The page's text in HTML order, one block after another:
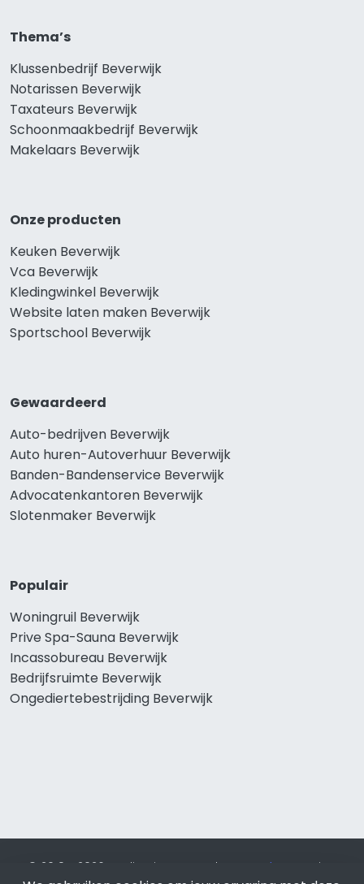
Thema’s
Klussenbedrijf Beverwijk
Notarissen Beverwijk
Taxateurs Beverwijk
Schoonmaakbedrijf Beverwijk
Makelaars Beverwijk
Onze producten
Keuken Beverwijk
Vca Beverwijk
Kledingwinkel Beverwijk
Website laten maken Beverwijk
Sportschool Beverwijk
Gewaardeerd
Auto-bedrijven Beverwijk
Auto huren-Autoverhuur Beverwijk
Banden-Bandenservice Beverwijk
Advocatenkantoren Beverwijk
Slotenmaker Beverwijk
Populair
Woningruil Beverwijk
Prive Spa-Sauna Beverwijk
Incassobureau Beverwijk
Bedrijfsruimte Beverwijk
Ongediertebestrijding Beverwijk
© 2019 - 2026 Realisatie en SEO door SEO-bureau
Lion